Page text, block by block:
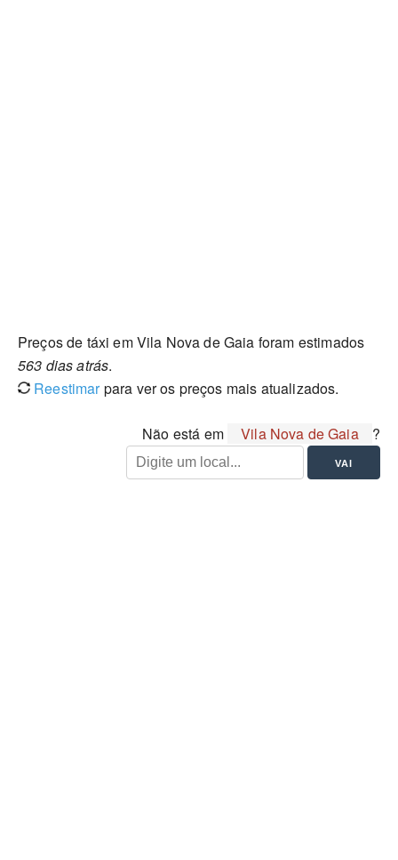
Preços de táxi em Vila Nova de Gaia foram estimados
563 dias atrás.
Reestimarpara ver os preços mais atualizados.
Não está em Vila Nova de Gaia ?